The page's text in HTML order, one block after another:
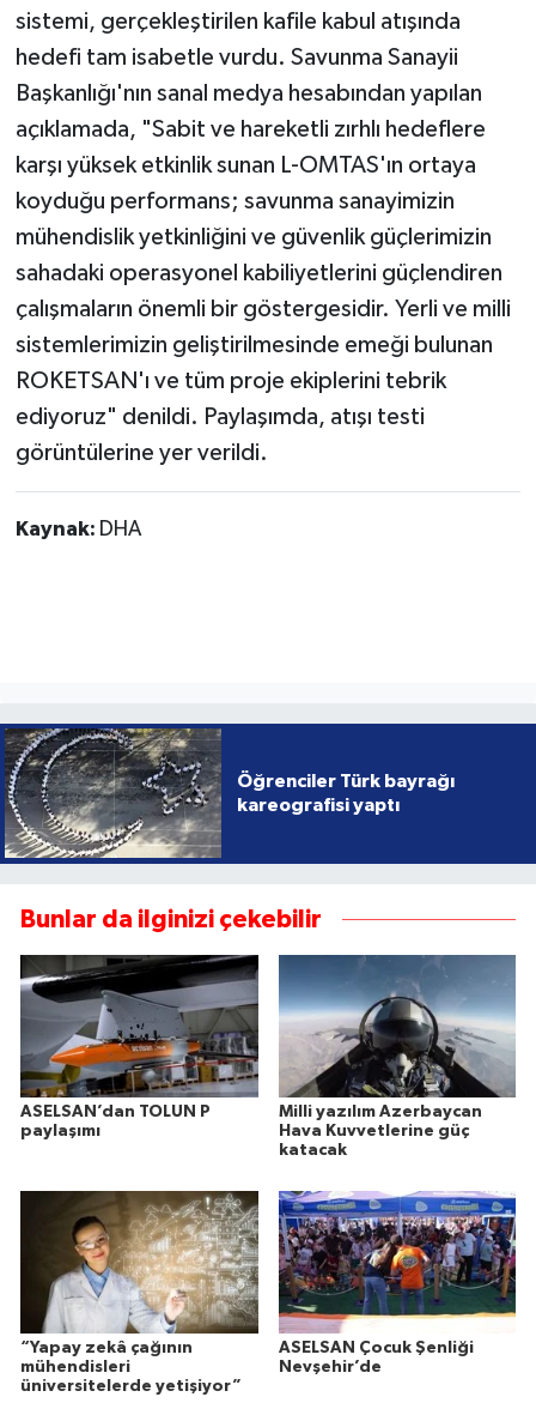
sistemi, gerçekleştirilen kafile kabul atışında
hedefi tam isabetle vurdu. Savunma Sanayii
Başkanlığı'nın sanal medya hesabından yapılan
açıklamada, "Sabit ve hareketli zırhlı hedeflere
karşı yüksek etkinlik sunan L-OMTAS'ın ortaya
koyduğu performans; savunma sanayimizin
mühendislik yetkinliğini ve güvenlik güçlerimizin
sahadaki operasyonel kabiliyetlerini güçlendiren
çalışmaların önemli bir göstergesidir. Yerli ve milli
sistemlerimizin geliştirilmesinde emeği bulunan
ROKETSAN'ı ve tüm proje ekiplerini tebrik
ediyoruz" denildi. Paylaşımda, atışı testi
görüntülerine yer verildi.
Kaynak: DHA
Öğrenciler Türk bayrağı
kareografisi yaptı
Bunlar da ilginizi çekebilir
ASELSAN’dan TOLUN P
paylaşımı
Milli yazılım Azerbaycan
Hava Kuvvetlerine güç
katacak
“Yapay zekâ çağının
mühendisleri
üniversitelerde yetişiyor”
ASELSAN Çocuk Şenliği
Nevşehir’de